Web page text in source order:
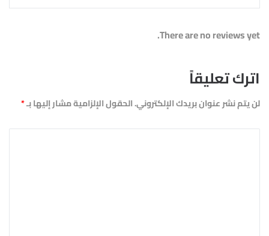
There are no reviews yet.
اترك تعليقاً
لن يتم نشر عنوان بريدك الإلكتروني.الحقول الإلزامية مشار إليها بـ*